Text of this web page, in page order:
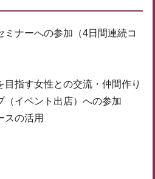
ミナーへの参加（4日間連続コ
目指す女性との交流・仲間作り
（イベント出店）への参加
スの活用